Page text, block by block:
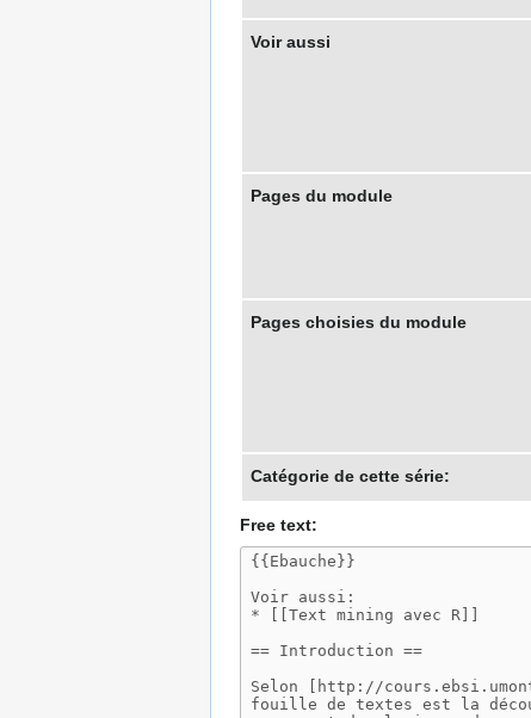
Voir aussi
Pages du module
Pages choisies du module
Catégorie de cette série:
Free text: